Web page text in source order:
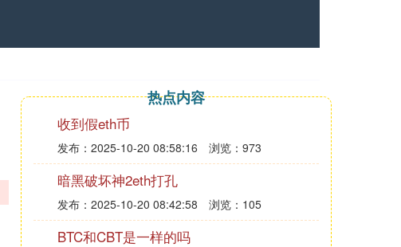
热点内容
收到假eth币
发布：2025-10-20 08:58:16 浏览：973
暗黑破坏神2eth打孔
发布：2025-10-20 08:42:58 浏览：105
BTC和CBT是一样的吗